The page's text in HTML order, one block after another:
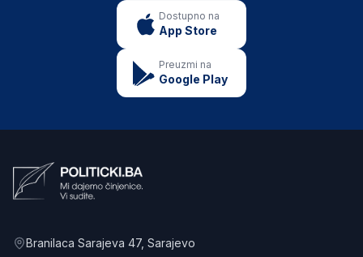
Dostupno na
App Store
Preuzmi na
Google Play
Branilaca Sarajeva 47, Sarajevo